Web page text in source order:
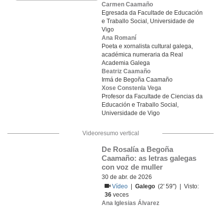
Carmen Caamaño
Egresada da Facultade de Educación
e Traballo Social, Universidade de
Vigo
Ana Romaní
Poeta e xornalista cultural galega,
académica numeraria da Real
Academia Galega
Beatriz Caamaño
Irmá de Begoña Caamaño
Xose Constenla Vega
Profesor da Facultade de Ciencias da
Educación e Traballo Social,
Universidade de Vigo
Videoresumo vertical
De Rosalía a Begoña
Caamaño: as letras galegas
con voz de muller
30 de abr. de 2026
Vídeo
|Galego (2' 59'') | Visto:
36 veces
Ana Iglesias Álvarez